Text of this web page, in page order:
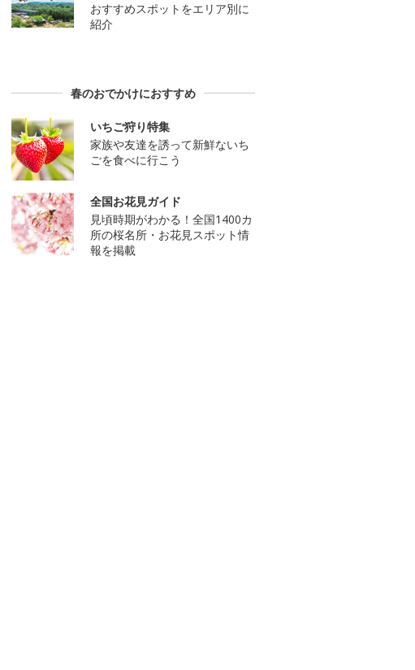
おすすめスポットをエリア別に
紹介
春のおでかけにおすすめ
いちご狩り特集
家族や友達を誘って新鮮ないち
ごを食べに行こう
全国お花見ガイド
見頃時期がわかる！全国1400カ
所の桜名所・お花見スポット情
報を掲載